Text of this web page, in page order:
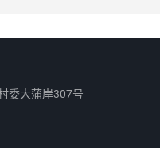
委大蒲岸307号